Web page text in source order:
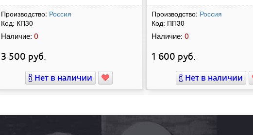
Производство: Россия
Код: КП30
Наличие: 0
3 500 руб.
Нет в наличии
Производство: Россия
Код: ПП30
Наличие: 0
1 600 руб.
Нет в наличии